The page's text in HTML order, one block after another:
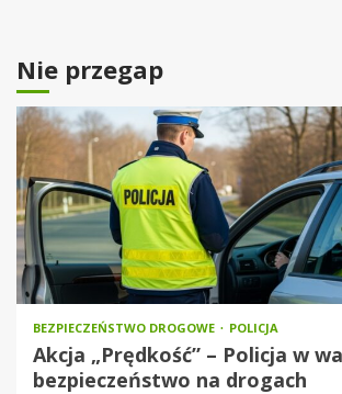
Nie przegap
BEZPIECZEŃSTWO DROGOWE POLICJA
Akcja „Prędkość” – Policja w
bezpieczeństwo na drogach